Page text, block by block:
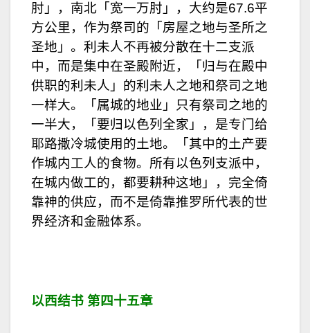
肘」，南北「宽一万肘」，大约是67.6平
方公里，作为祭司的「房屋之地与圣所之
圣地」。利未人不再被分散在十二支派
中，而是集中在圣殿附近，「归与在殿中
供职的利未人」的利未人之地和祭司之地
一样大。「属城的地业」只有祭司之地的
一半大，「要归以色列全家」，是专门给
耶路撒冷城使用的土地。「其中的土产要
作城内工人的食物。所有以色列支派中，
在城内做工的，都要耕种这地」，完全倚
靠神的供应，而不是倚靠推罗所代表的世
界经济和金融体系。
以西结书 第四十五章